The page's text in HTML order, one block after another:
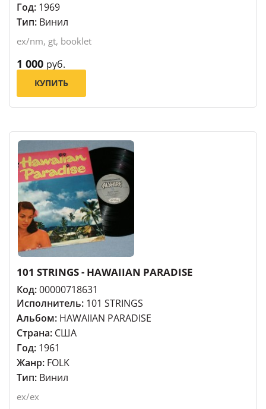
Год: 1969
Тип: Винил
ex/nm, gt, booklet
1 000 руб.
КУПИТЬ
101 STRINGS - HAWAIIAN PARADISE
Код:00000718631
Исполнитель: 101 STRINGS
Альбом: HAWAIIAN PARADISE
Страна: США
Год: 1961
Жанр: FOLK
Тип: Винил
ex/ex